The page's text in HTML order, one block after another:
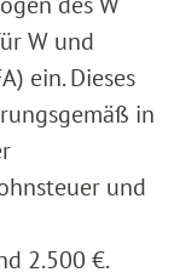
W und
ein. Dieses
in
und
2.500 €.